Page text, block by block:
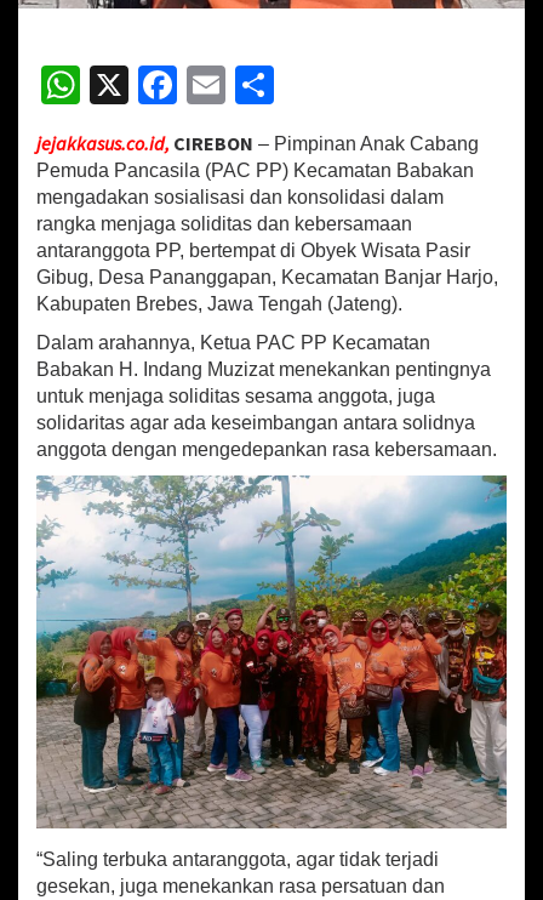
e
c
m
a
t
a
n
B
a
b
k
a
n
G
e
a
r
S
o
s
i
a
l
i
s
a
s
i
d
a
n
K
o
W
h
at
sA
p
p
X
Fa
b
o
o
k
E
ai
l
h
ar
e
jejakkasus.co.id, CIREBON – Pimpinan Anak Cabang
Pemuda Pancasila (PAC PP) Kecamatan Babakan
mengadakan sosialisasi dan konsolidasi dalam
rangka menjaga soliditas dan kebersamaan
antaranggota PP, bertempat di Obyek Wisata Pasir
Gibug, Desa Pananggapan, Kecamatan Banjar Harjo,
Kabupaten Brebes, Jawa Tengah (Jateng).
Dalam arahannya, Ketua PAC PP Kecamatan
Babakan H. Indang Muzizat menekankan pentingnya
untuk menjaga soliditas sesama anggota, juga
solidaritas agar ada keseimbangan antara solidnya
anggota dengan mengedepankan rasa kebersamaan.
“Saling terbuka antaranggota, agar tidak terjadi
gesekan, juga menekankan rasa persatuan dan